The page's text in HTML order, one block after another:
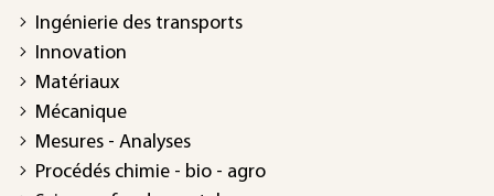
Ingénierie des transports
Innovation
Matériaux
Mécanique
Mesures - Analyses
Procédés chimie - bio - agro